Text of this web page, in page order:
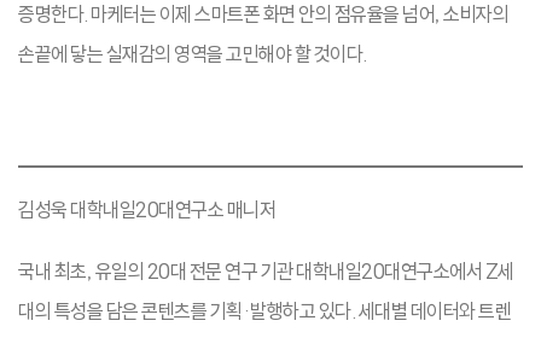
증명한다. 마케터는 이제 스마트폰 화면 안의 점유율을 넘어, 소비자의
손끝에 닿는 실재감의 영역을 고민해야 할 것이다.
김성욱 대학내일20대연구소 매니저
국내 최초, 유일의 20대 전문 연구 기관 대학내일20대연구소에서 Z세
대의 특성을 담은 콘텐츠를 기획·발행하고 있다. 세대별 데이터와 트렌